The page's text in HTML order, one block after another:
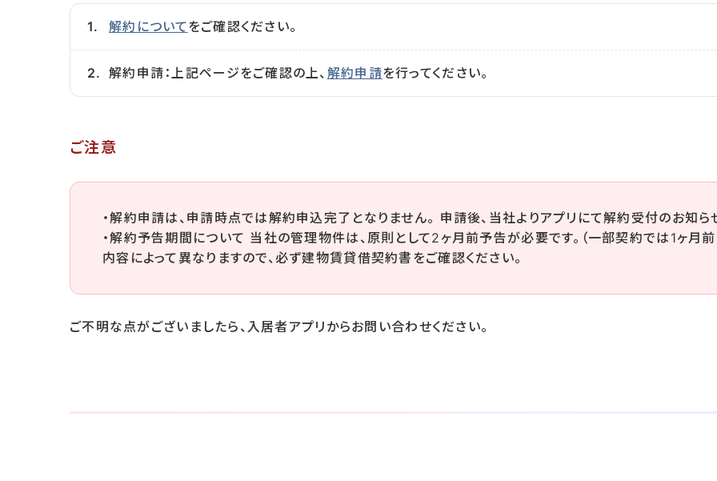
解約についてをご確認ください。
解約申請：上記ページをご確認の上、 解約申請を行ってください。
ご注意
・解約申請は、申請時点では解約申込完了となりません。 申請後、当社よりアプリにて解約受付のお知ら
・解約予告期間について 当社の管理物件は、原則として2ヶ月前予告が必要です。（一部契約では1ヶ月
内容によって異なりますので、必ず建物賃貸借契約書をご確認ください。
ご不明な点がございましたら、入居者アプリからお問い合わせください。